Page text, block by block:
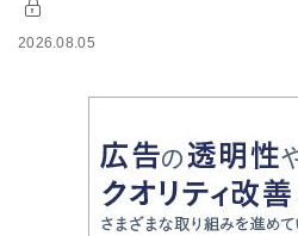
2026.08.05